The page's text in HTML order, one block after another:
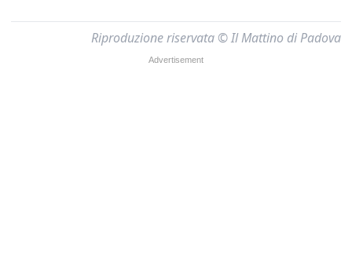
Riproduzione riservata © Il Mattino di Padova